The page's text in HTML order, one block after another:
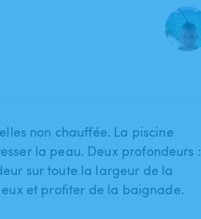
non chauffée. La piscine
la peau. Deux profondeurs :
sur toute la largeur de la
et profiter de la baignade.